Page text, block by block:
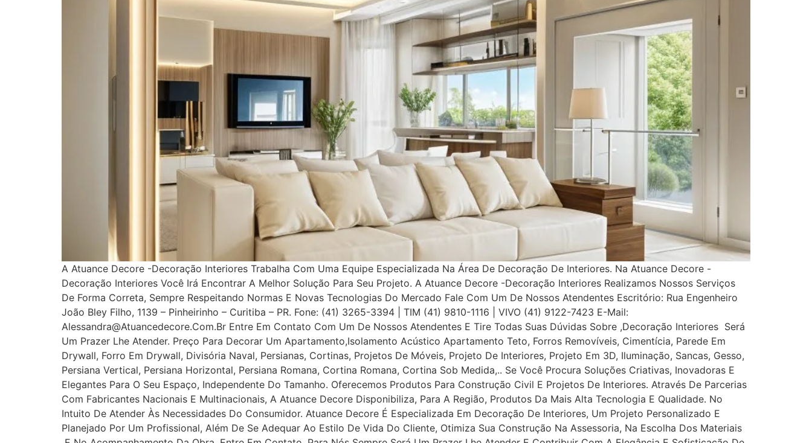
A Atuance Decore -Decoração Interiores Trabalha Com Uma Equipe Especializada Na Área De Decoração De Interiores. Na Atuance Decore -
Decoração Interiores Você Irá Encontrar A Melhor Solução Para Seu Projeto. A Atuance Decore -Decoração Interiores Realizamos Nossos Serviços
De Forma Correta, Sempre Respeitando Normas E Novas Tecnologias Do Mercado Fale Com Um De Nossos Atendentes Escritório: Rua Engenheiro
João Bley Filho, 1139 – Pinheirinho – Curitiba – PR. Fone: (41) 3265-3394 | TIM (41) 9810-1116 | VIVO (41) 9122-7423 E-Mail:
Alessandra@atuancedecore.com.br Entre Em Contato Com Um De Nossos Atendentes E Tire Todas Suas Dúvidas Sobre ,Decoração Interiores Será
Um Prazer Lhe Atender. Preço Para Decorar Um Apartamento,Isolamento Acústico Apartamento Teto, Forros Removíveis, Cimentícia, Parede Em
Drywall, Forro Em Drywall, Divisória Naval, Persianas, Cortinas, Projetos De Móveis, Projeto De Interiores, Projeto Em 3D, Iluminação, Sancas, Gesso,
Persiana Vertical, Persiana Horizontal, Persiana Romana, Cortina Romana, Cortina Sob Medida,.. Se Você Procura Soluções Criativas, Inovadoras E
Elegantes Para O Seu Espaço, Independente Do Tamanho. Oferecemos Produtos Para Construção Civil E Projetos De Interiores. Através De Parcerias
Com Fabricantes Nacionais E Multinacionais, A Atuance Decore Disponibiliza, Para A Região, Produtos Da Mais Alta Tecnologia E Qualidade. No
Intuito De Atender Às Necessidades Do Consumidor. Atuance Decore É Especializada Em Decoração De Interiores, Um Projeto Personalizado E
Planejado Por Um Profissional, Além De Se Adequar Ao Estilo De Vida Do Cliente, Otimiza Sua Construção Na Assessoria, Na Escolha Dos Materiais